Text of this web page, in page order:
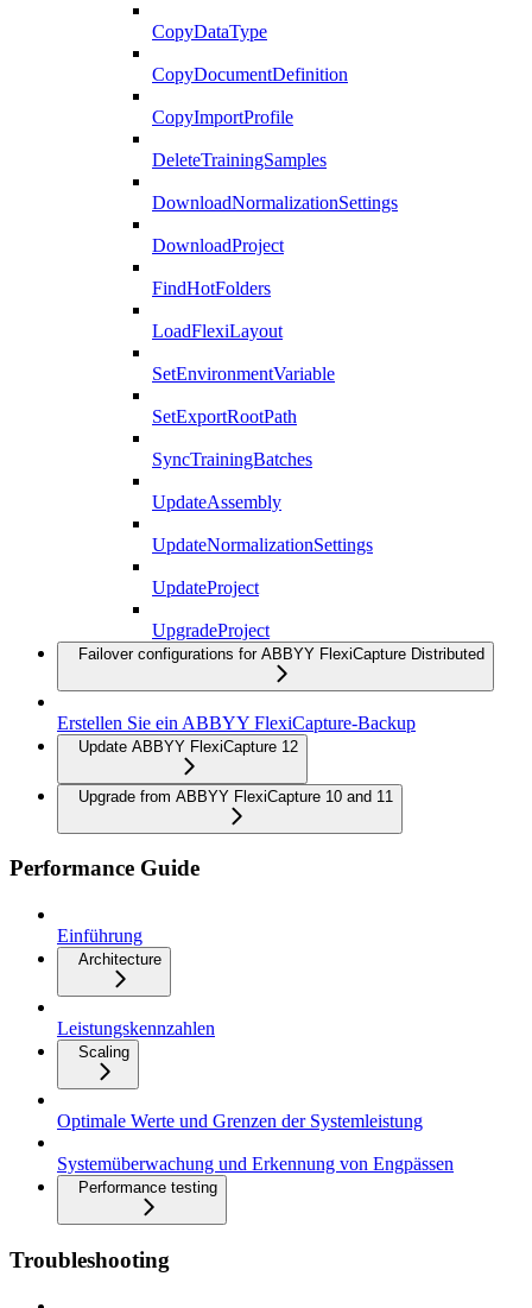
CopyDataType
CopyDocumentDefinition
CopyImportProfile
DeleteTrainingSamples
DownloadNormalizationSettings
DownloadProject
FindHotFolders
LoadFlexiLayout
SetEnvironmentVariable
SetExportRootPath
SyncTrainingBatches
UpdateAssembly
UpdateNormalizationSettings
UpdateProject
UpgradeProject
Failover configurations for ABBYY FlexiCapture Distributed
Erstellen Sie ein ABBYY FlexiCapture-Backup
Update ABBYY FlexiCapture 12
Upgrade from ABBYY FlexiCapture 10 and 11
Performance Guide
Einführung
Architecture
Leistungskennzahlen
Scaling
Optimale Werte und Grenzen der Systemleistung
Systemüberwachung und Erkennung von Engpässen
Performance testing
Troubleshooting